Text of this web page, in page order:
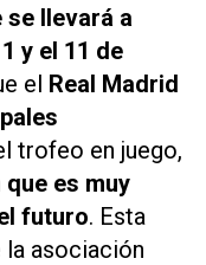
se llevará a
y el 11 de
el Real Madrid
trofeo en juego,
es muy
futuro. Esta
asociación